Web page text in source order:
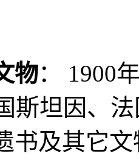
物： 1900
斯坦因、
书及其它